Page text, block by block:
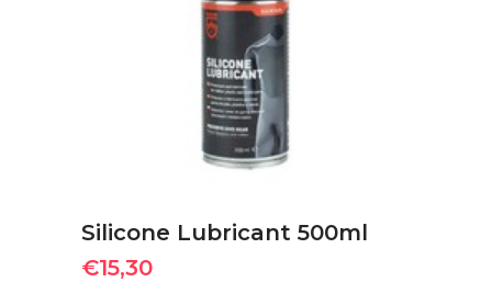
ΠΡΟΣΘΉΚΗ ΣΤΟ ΚΑΛΆΘΙ
Silicone Lubricant 500ml
€15,30